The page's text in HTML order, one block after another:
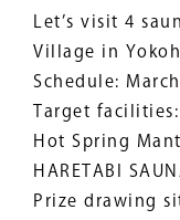
Let’s visit 4
Village in
Schedule:
Target facilities:
Hot Spring
HARETABI
Prize drawing